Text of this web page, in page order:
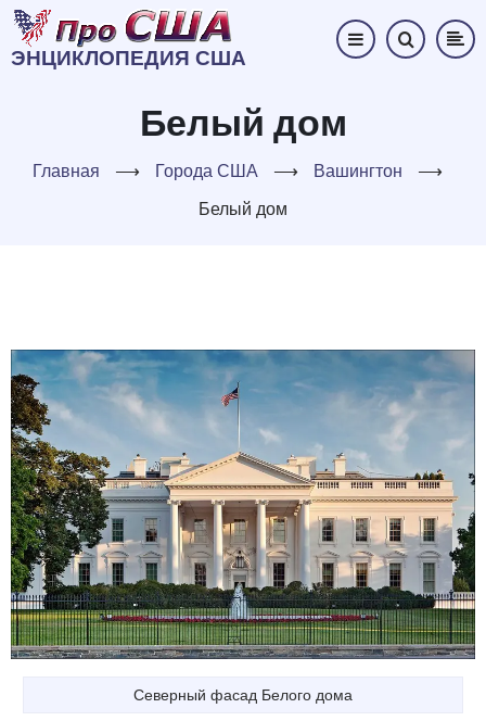
Перейти
основному
ЭНЦИКЛОПЕДИЯ США
Белый дом
Главная ⟶ Города США ⟶ Вашингтон
⟶
Белый дом
Северный фасад Белого дома